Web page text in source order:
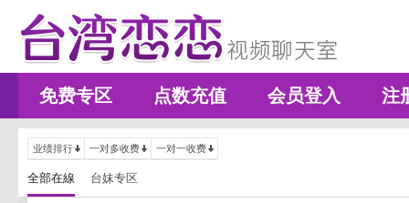
免费专区 点数充值 会员登入 注
业绩排行 一对多收费 一对一收费
全部在線 台妹专区